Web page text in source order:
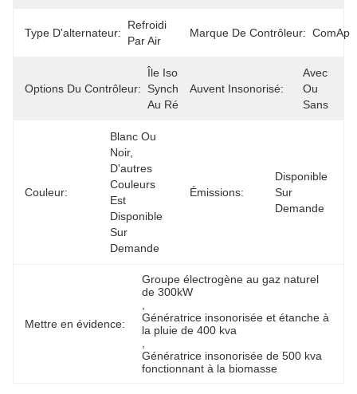
Type D'alternateur:
Refroidi
Par Air
Marque De Contrôleur: ComAp
Options Du Contrôleur:
Île Isolée Ou
Synchronisée
Au Réseau
Auvent Insonorisé:
Avec
Ou
Sans
Couleur:
Blanc Ou
Noir,
D'autres
Couleurs
Est
Disponible
Sur
Demande
Émissions:
Disponible
Sur
Demande
Mettre en évidence:
Groupe électrogène au gaz naturel
de 300kW
Génératrice insonorisée et étanche à
la pluie de 400 kva
Génératrice insonorisée de 500 kva
fonctionnant à la biomasse